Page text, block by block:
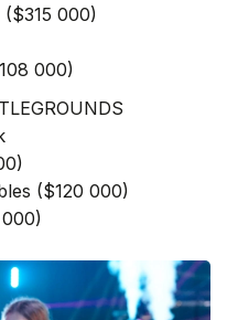
000)
000)
($120 000)